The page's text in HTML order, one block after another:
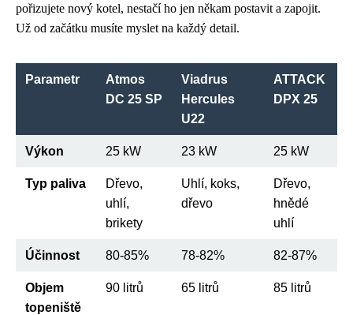
pořizujete nový kotel, nestačí ho jen někam postavit a zapojit.
Už od začátku musíte myslet na každý detail.
Parametr
Atmos
DC 25 SP
Viadrus
Hercules
U22
ATTACK
DPX 25
Výkon 25 kW 23 kW 25 kW
Typ paliva
Dřevo,
uhlí,
brikety
Uhlí, koks,
dřevo
Dřevo,
hnědé
uhlí
Účinnost 80-85% 78-82% 82-87%
Objem
topeniště
90 litrů 65 litrů 85 litrů